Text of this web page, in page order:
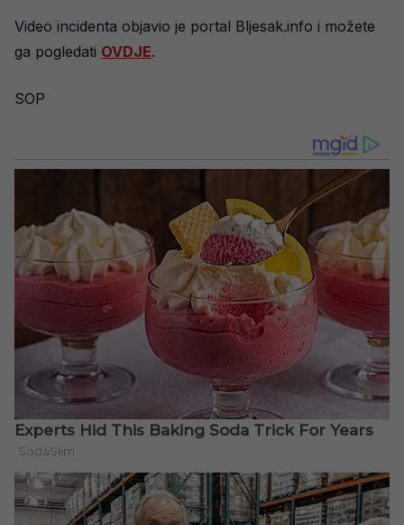
Video incidenta objavio je portal Bljesak.info i možete
ga pogledati OVDJE.
SOP